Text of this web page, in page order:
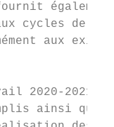
cycles de
aux
2020-2021 a
ainsi que